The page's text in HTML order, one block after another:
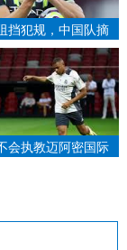
挡犯规，中国队摘
新闻晨报.
会执教迈阿密国际